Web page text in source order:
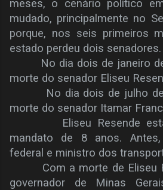
meses, o cenário político
mudado, principalmente no
porque, nos seis primeiros
estado perdeu dois senadores.
No dia dois de janeiro
morte do senador Eliseu
No dia dois de julho
morte do senador Itamar
Eliseu Resende
mandato de 8 anos.
federal e ministro dos
Com a morte de Eliseu
governador de Minas